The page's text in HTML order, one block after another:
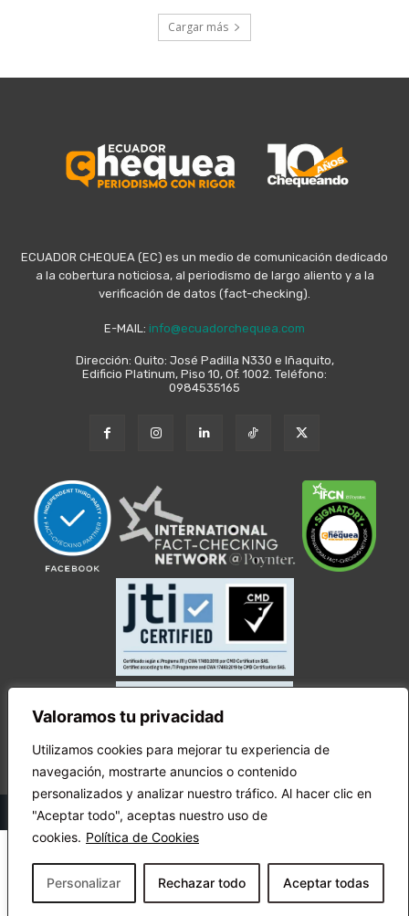
Valoramos tu privacidad
Utilizamos cookies para mejorar tu experiencia de
navegación, mostrarte anuncios o contenido
personalizados y analizar nuestro tráfico. Al hacer clic en
"Aceptar todo", aceptas nuestro uso de
cookies. Política de Cookies
Personalizar Rechazar todo Aceptar todas
Cargar más
ECUADOR CHEQUEA (EC) es un medio de comunicación dedicado
a la cobertura noticiosa, al periodismo de largo aliento y a la
verificación de datos (fact-checking).
E-MAIL: info@ecuadorchequea.com
Dirección: Quito: José Padilla N330 e Iñaquito,
Edificio Platinum, Piso 10, Of. 1002. Teléfono:
0984535165
© Copyright Ecuador Chequea 2025.
¡Apóyanos!